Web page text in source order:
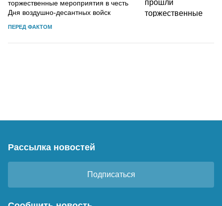
торжественные мероприятия в честь
Дня воздушно-десантных войск
ПЕРЕД ФАКТОМ
Рассылка новостей
Подписаться